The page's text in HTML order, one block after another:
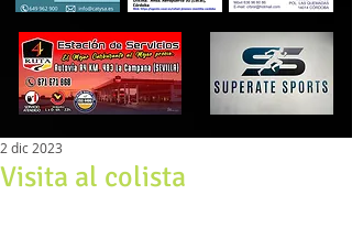
Visita al colista
2 dic 2023